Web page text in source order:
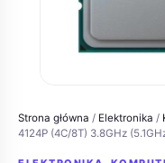
Strona główna / Elektronika /
4124P (4C/8T) 3.8GHz